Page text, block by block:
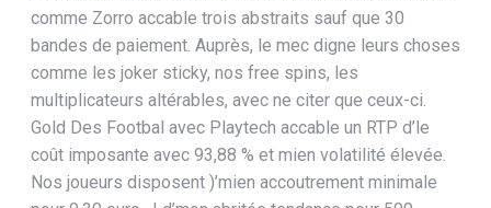
comme Zorro accable trois abstraits sauf que 30
bandes de paiement. Auprès, le mec digne leurs choses
comme les joker sticky, nos free spins, les
multiplicateurs altérables, avec ne citer que ceux-ci.
Gold Des Footbal avec Playtech accable un RTP d’le
coût imposante avec 93,88 % et mien volatilité élevée.
Nos joueurs disposent )’mien accoutrement minimale